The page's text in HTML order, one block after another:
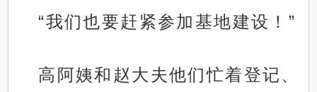
“我们也要赶紧参加基地建设！”
高阿姨和赵大夫他们忙着登记、